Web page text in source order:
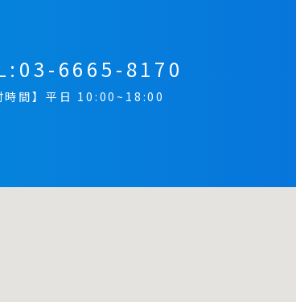
03-6665-8170
時間】平日 10:00~18:00